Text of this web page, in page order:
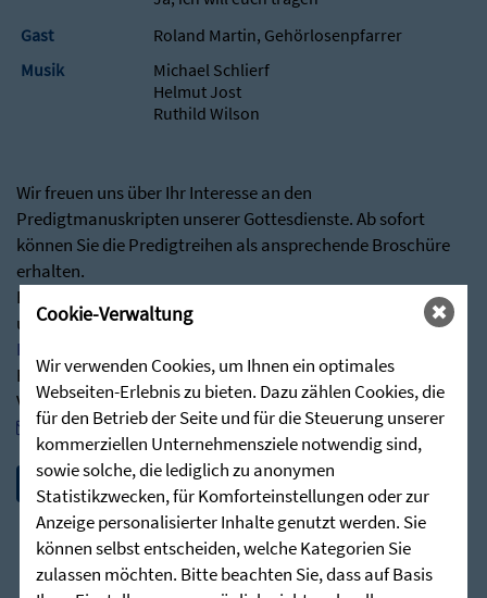
Gast
Roland Martin, Gehörlosenpfarrer
Musik
Michael Schlierf
Helmut Jost
Ruthild Wilson
Wir freuen uns über Ihr Interesse an den
Predigtmanuskripten unserer Gottesdienste. Ab sofort
können Sie die Predigtreihen als ansprechende Broschüre
erhalten.
Besuchen Sie hierfür gerne über nachstehenden Link
unseren Shop:
Predigten - Die Zieglerschen (stunde-des-hoechsten.de)
Bei Rückfragen stehen wir Ihnen jederzeit sehr gerne zur
Verfügung:
post@stunde-des-hoechsten.de
Cookie-Verwaltung
Wir verwenden Cookies, um Ihnen ein optimales
Webseiten-Erlebnis zu bieten. Dazu zählen Cookies, die
für den Betrieb der Seite und für die Steuerung unserer
kommerziellen Unternehmensziele notwendig sind,
sowie solche, die lediglich zu anonymen
Statistikzwecken, für Komforteinstellungen oder zur
Anzeige personalisierter Inhalte genutzt werden. Sie
können selbst entscheiden, welche Kategorien Sie
zulassen möchten. Bitte beachten Sie, dass auf Basis